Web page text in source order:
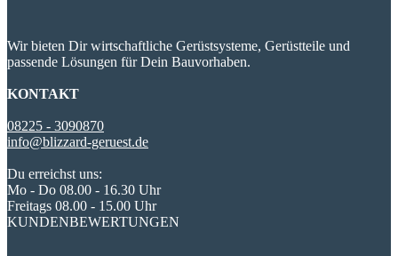
Wir bieten Dir wirtschaftliche Gerüstsysteme, Gerüstteile und
passende Lösungen für Dein Bauvorhaben.
KONTAKT
08225 - 3090870
info@blizzard-geruest.de
Du erreichst uns:
Mo - Do 08.00 - 16.30 Uhr
Freitags 08.00 - 15.00 Uhr
KUNDENBEWERTUNGEN